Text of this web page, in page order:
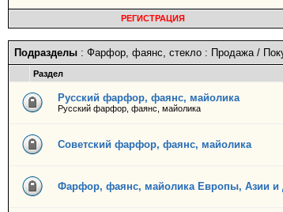
РЕГИСТРАЦИЯ
Подразделы : Фарфор, фаянс, стекло : Продажа /
Раздел
Русский фарфор, фаянс, майолика
Русский фарфор, фаянс, майолика
Советский фарфор, фаянс, майолика
Фарфор, фаянс, майолика Европы, Азии и